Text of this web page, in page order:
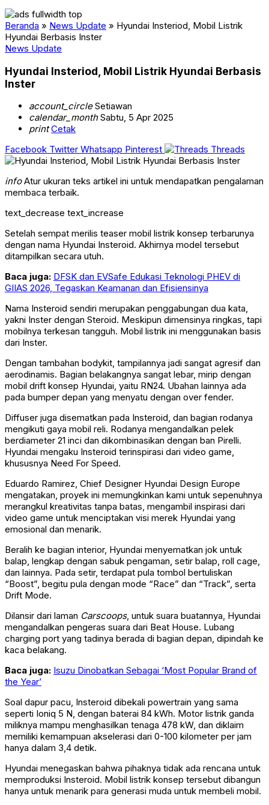
Beranda » News Update » Hyundai Insteriod, Mobil Listrik
Hyundai Berbasis Inster
News Update
Hyundai Insteriod, Mobil Listrik Hyundai Berbasis
Inster
account_circleSetiawan
calendar_monthSabtu, 5 Apr 2025
print Cetak
Facebook Twitter Whatsapp Pinterest Threads
infoAtur ukuran teks artikel ini untuk mendapatkan pengalaman
membaca terbaik.
text_decrease text_increase
Setelah sempat merilis teaser mobil listrik konsep terbarunya
dengan nama Hyundai Insteroid. Akhirnya model tersebut
ditampilkan secara utuh.
Baca juga: DFSK dan EVSafe Edukasi Teknologi PHEV di
GIIAS 2026, Tegaskan Keamanan dan Efisiensinya
Nama Insteroid sendiri merupakan penggabungan dua kata,
yakni Inster dengan Steroid. Meskipun dimensinya ringkas, tapi
mobilnya terkesan tangguh. Mobil listrik ini menggunakan basis
dari Inster.
Dengan tambahan bodykit, tampilannya jadi sangat agresif dan
aerodinamis. Bagian belakangnya sangat lebar, mirip dengan
mobil drift konsep Hyundai, yaitu RN24. Ubahan lainnya ada
pada bumper depan yang menyatu dengan over fender.
Diffuser juga disematkan pada Insteroid, dan bagian rodanya
mengikuti gaya mobil reli. Rodanya mengandalkan pelek
berdiameter 21 inci dan dikombinasikan dengan ban Pirelli.
Hyundai mengaku Insteroid terinspirasi dari video game,
khususnya Need For Speed.
Eduardo Ramirez, Chief Designer Hyundai Design Europe
mengatakan, proyek ini memungkinkan kami untuk sepenuhnya
merangkul kreativitas tanpa batas, mengambil inspirasi dari
video game untuk menciptakan visi merek Hyundai yang
emosional dan menarik.
Beralih ke bagian interior, Hyundai menyematkan jok untuk
balap, lengkap dengan sabuk pengaman, setir balap, roll cage,
dan lainnya. Pada setir, terdapat pula tombol bertuliskan
“Boost”, begitu pula dengan mode “Race” dan “Track”, serta
Drift Mode.
Dilansir dari laman Carscoops, untuk suara buatannya, Hyundai
mengandalkan pengeras suara dari Beat House. Lubang
charging port yang tadinya berada di bagian depan, dipindah ke
kaca belakang.
Baca juga: Isuzu Dinobatkan Sebagai ‘Most Popular Brand of
the Year’
Soal dapur pacu, Insteroid dibekali powertrain yang sama
seperti Ioniq 5 N, dengan baterai 84 kWh. Motor listrik ganda
miliknya mampu menghasilkan tenaga 478 kW, dan diklaim
memiliki kemampuan akselerasi dari 0-100 kilometer per jam
hanya dalam 3,4 detik.
Hyundai menegaskan bahwa pihaknya tidak ada rencana untuk
memproduksi Insteroid. Mobil listrik konsep tersebut dibangun
hanya untuk menarik para generasi muda untuk membeli mobil.